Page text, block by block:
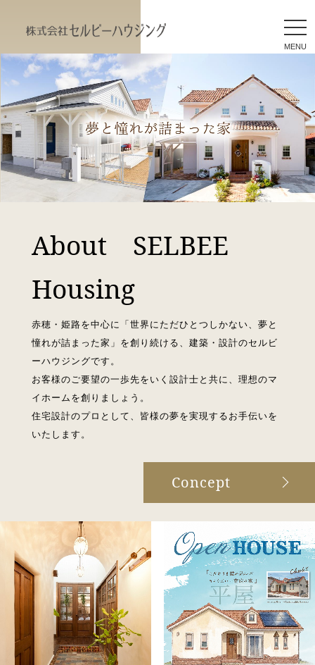
兵庫県赤穂市 姫路市 自由
設計の住宅・注文住宅メーカ
ー ツーバイフォーのセルビー
ハウジング｜TOPページ
About SELBEE
Housing
赤穂・姫路を中心に「世界にただひとつしかない、夢と
憧れが詰まった家」を創り続ける、建築・設計のセルビ
ーハウジングです。
お客様のご要望の一歩先をいく設計士と共に、理想のマ
イホームを創りましょう。
住宅設計のプロとして、皆様の夢を実現するお手伝いを
いたします。
Concept